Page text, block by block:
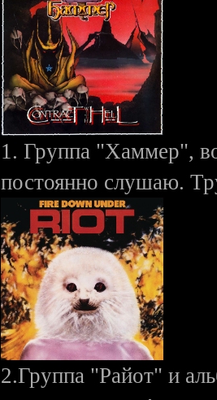
1. Группа "Хаммер",
постоянно слушаю.
2.Группа "Райот" и